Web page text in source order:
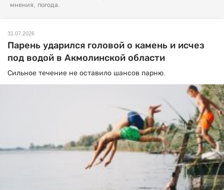
мнения, погода.
31.07.2026
Парень ударился головой о камень и исчез
под водой в Акмолинской области
Сильное течение не оставило шансов парню.